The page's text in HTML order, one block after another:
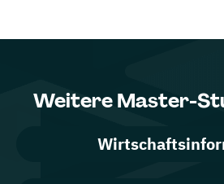
Weitere Master-